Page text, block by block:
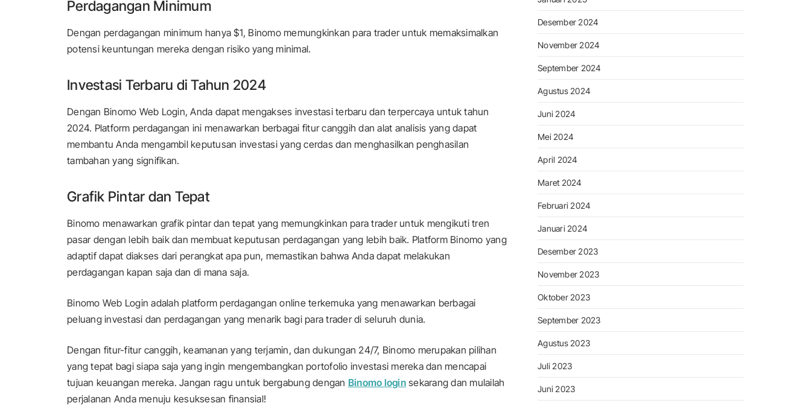
Perdagangan Minimum
Dengan perdagangan minimum hanya $1, Binomo memungkinkan para trader untuk memaksimalkan
potensi keuntungan mereka dengan risiko yang minimal.
Investasi Terbaru di Tahun 2024
Dengan Binomo Web Login, Anda dapat mengakses investasi terbaru dan terpercaya untuk tahun
2024. Platform perdagangan ini menawarkan berbagai fitur canggih dan alat analisis yang dapat
membantu Anda mengambil keputusan investasi yang cerdas dan menghasilkan penghasilan
tambahan yang signifikan.
Grafik Pintar dan Tepat
Binomo menawarkan grafik pintar dan tepat yang memungkinkan para trader untuk mengikuti tren
pasar dengan lebih baik dan membuat keputusan perdagangan yang lebih baik. Platform Binomo yang
adaptif dapat diakses dari perangkat apa pun, memastikan bahwa Anda dapat melakukan
perdagangan kapan saja dan di mana saja.
Binomo Web Login adalah platform perdagangan online terkemuka yang menawarkan berbagai
peluang investasi dan perdagangan yang menarik bagi para trader di seluruh dunia.
Dengan fitur-fitur canggih, keamanan yang terjamin, dan dukungan 24/7, Binomo merupakan pilihan
yang tepat bagi siapa saja yang ingin mengembangkan portofolio investasi mereka dan mencapai
tujuan keuangan mereka. Jangan ragu untuk bergabung dengan Binomo loginsekarang dan mulailah
perjalanan Anda menuju kesuksesan finansial!
Desember 2024
November 2024
September 2024
Agustus 2024
Juni 2024
Mei 2024
April 2024
Maret 2024
Februari 2024
Januari 2024
Desember 2023
November 2023
Oktober 2023
September 2023
Agustus 2023
Juli 2023
Juni 2023